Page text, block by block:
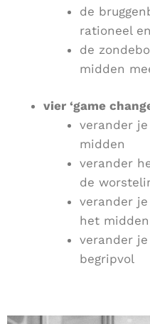
de
rationeel
de
midden
vier ‘game
verander
midden
verander
de
verander
het midden
verander
begripvol